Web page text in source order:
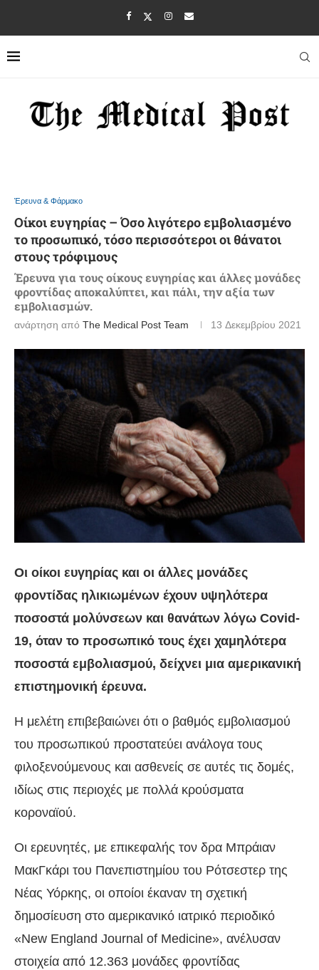
Έρευνα & Φάρμακο
Οίκοι ευγηρίας – Όσο λιγότερο εμβολιασμένο
το προσωπικό, τόσο περισσότεροι οι θάνατοι
στους τρόφιμους
Έρευνα για τους οίκους ευγηρίας και άλλες μονάδες
φροντίδας αποκαλύπτει, και πάλι, την αξία των
εμβολιασμών.
ανάρτηση από The Medical Post Team 13 Δεκεμβρίου 2021
Οι οίκοι ευγηρίας και οι άλλες μονάδες
φροντίδας ηλικιωμένων έχουν υψηλότερα
ποσοστά μολύνσεων και θανάτων λόγω Covid-
19, όταν το προσωπικό τους έχει χαμηλότερα
ποσοστά εμβολιασμού, δείχνει μια αμερικανική
επιστημονική έρευνα.
Η μελέτη επιβεβαιώνει ότι ο βαθμός εμβολιασμού
του προσωπικού προστατεύει ανάλογα τους
φιλοξενούμενους και ασθενείς σε αυτές τις δομές,
ιδίως στις περιοχές με πολλά κρούσματα
κοροναϊού.
Οι ερευνητές, με επικεφαλής τον δρα Μπράιαν
ΜακΓκάρι του Πανεπιστημίου του Ρότσεστερ της
Νέας Υόρκης, οι οποίοι έκαναν τη σχετική
δημοσίευση στο αμερικανικό ιατρικό περιοδικό
«New England Journal of Medicine», ανέλυσαν
στοιχεία από 12.363 μονάδες φροντίδας